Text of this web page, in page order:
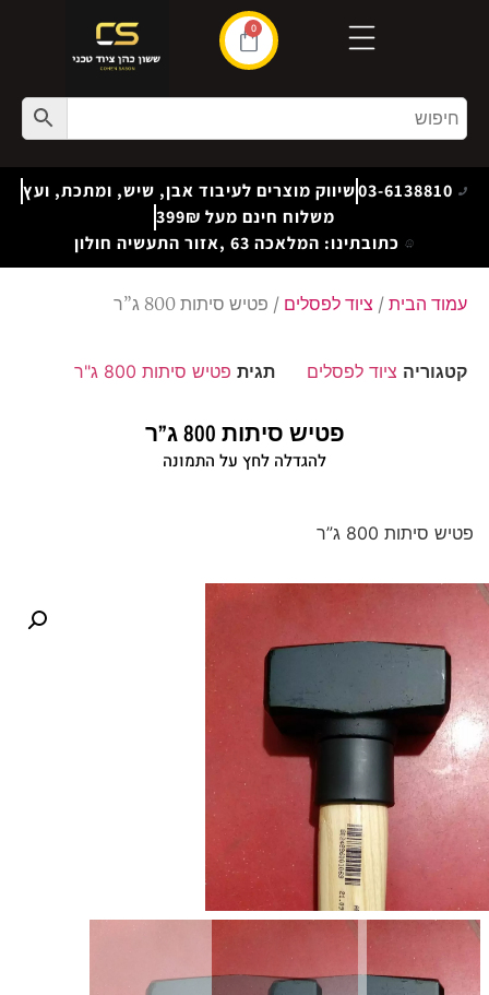
0
03-6138810שיווק מוצרים לעיבוד אבן, שיש, ומתכת, ועץ
משלוח חינם מעל 399₪
כתובתינו: המלאכה 63 ,אזור התעשיה חולון
עמוד הבית / ציוד לפסלים / פטיש סיתות 800 ג”ר
קטגוריה ציוד לפסלים תגית פטיש סיתות 800 ג"ר
פטיש סיתות 800 ג”ר
להגדלה לחץ על התמונה
פטיש סיתות 800 ג”ר